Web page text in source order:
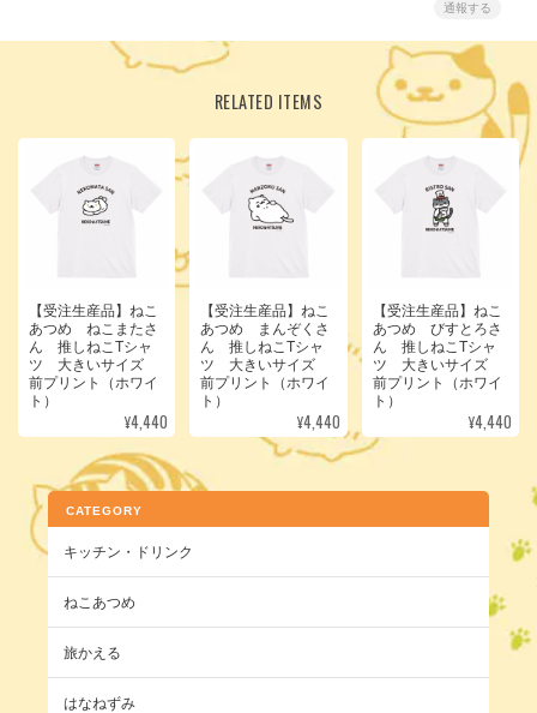
通報する
RELATED ITEMS
【受注生産品】ねこ
あつめ ねこまたさ
ん 推しねこTシャ
ツ 大きいサイズ
前プリント（ホワイ
ト）
¥4,440
【受注生産品】ねこ
あつめ まんぞくさ
ん 推しねこTシャ
ツ 大きいサイズ
前プリント（ホワイ
ト）
¥4,440
【受注生産品】ねこ
あつめ びすとろさ
ん 推しねこTシャ
ツ 大きいサイズ
前プリント（ホワイ
ト）
¥4,440
CATEGORY
キッチン・ドリンク
ねこあつめ
旅かえる
はなねずみ